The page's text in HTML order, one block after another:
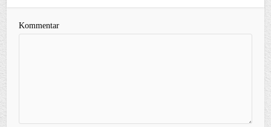
Kommentar